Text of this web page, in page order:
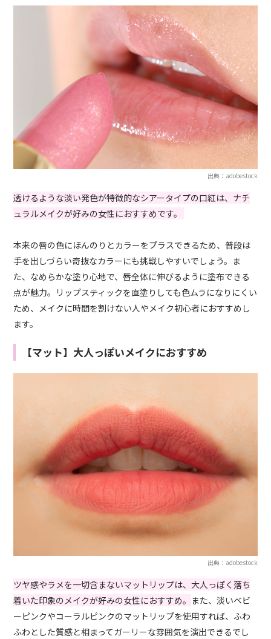
出典：adobestock
透けるような淡い発色が特徴的なシアータイプの口紅は、ナチ
ュラルメイクが好みの女性におすすめです。
本来の唇の色にほんのりとカラーをプラスできるため、普段は
手を出しづらい奇抜なカラーにも挑戦しやすいでしょう。ま
た、なめらかな塗り心地で、唇全体に伸びるように塗布できる
点が魅力。 リップスティックを直塗りしても色ムラになりにくい
ため、メイクに時間を割けない人やメイク初心者におすすめし
ます。
【マット】大人っぽいメイクにおすすめ
出典：adobestock
ツヤ感やラメを一切含まないマットリップは、大人っぽく落ち
着いた印象のメイクが好みの女性におすすめ。 また、淡いベビ
ーピンクやコーラルピンクのマットリップを使用すれば、ふわ
ふわとした質感と相まってガーリーな雰囲気を演出できるでし